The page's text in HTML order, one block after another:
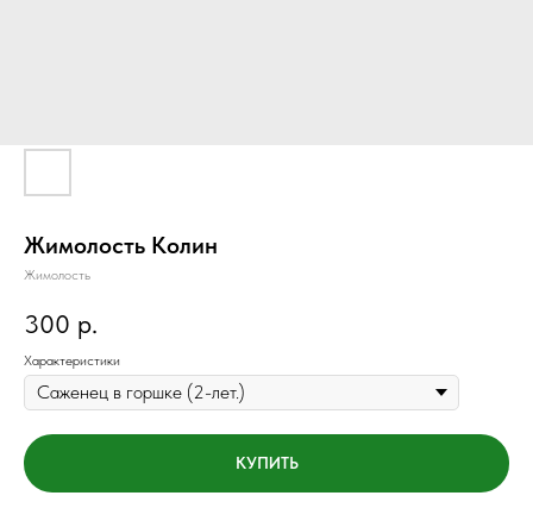
Жимолость Колин
Жимолость
300 р.
Характеристики
КУПИТЬ